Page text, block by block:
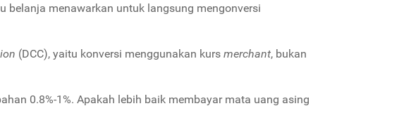
belanja menawarkan untuk langsung mengonversi
(DCC), yaitu konversi menggunakan kurs merchant, bukan
0.8%-1%. Apakah lebih baik membayar mata uang asing